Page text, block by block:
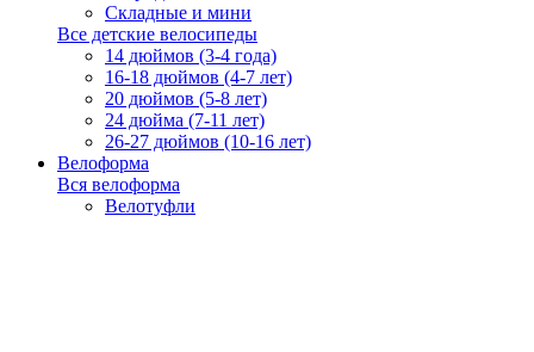
Складные и мини
Все детские велосипеды
14 дюймов (3-4 года)
16-18 дюймов (4-7 лет)
20 дюймов (5-8 лет)
24 дюйма (7-11 лет)
26-27 дюймов (10-16 лет)
Велоформа
Вся велоформа
Велотуфли